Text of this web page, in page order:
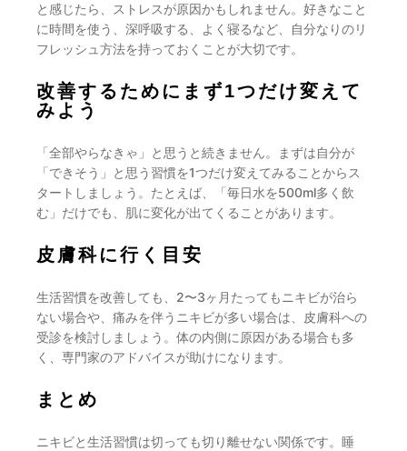
と感じたら、ストレスが原因かもしれません。好きなこと
に時間を使う、深呼吸する、よく寝るなど、自分なりのリ
フレッシュ方法を持っておくことが大切です。
改善するためにまず1つだけ変えて
みよう
「全部やらなきゃ」と思うと続きません。まずは自分が
「できそう」と思う習慣を1つだけ変えてみることからス
タートしましょう。たとえば、「毎日水を500ml多く飲
む」だけでも、肌に変化が出てくることがあります。
皮膚科に行く目安
生活習慣を改善しても、2〜3ヶ月たってもニキビが治ら
ない場合や、痛みを伴うニキビが多い場合は、皮膚科への
受診を検討しましょう。体の内側に原因がある場合も多
く、専門家のアドバイスが助けになります。
まとめ
ニキビと生活習慣は切っても切り離せない関係です。睡